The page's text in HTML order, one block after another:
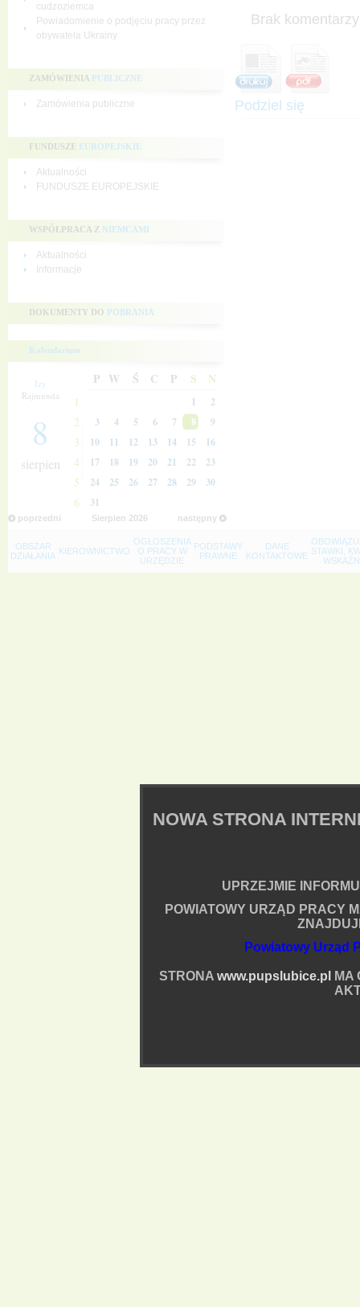
cudzoziemca
Powiadomienie o podjęciu pracy przez
obywatela Ukrainy
ZAMÓWIENIA PUBLICZNE
Zamówienia publiczne
FUNDUSZE EUROPEJSKIE
Aktualności
FUNDUSZE EUROPEJSKIE
WSPÓŁPRACA Z NIEMCAMI
Aktualności
Informacje
DOKUMENTY DO POBRANIA
Kalendarium
Izy
Rajmunda
8
sierpien
P W Ś C P S N
1 1 2
2 3 4 5 6 7 8 9
3 10 11 12 13 14 15 16
4 17 18 19 20 21 22 23
5 24 25 26 27 28 29 30
6 31
poprzedni następny
Sierpien 2026
Brak
Podziel się
OBSZAR
DZIAŁANIA KIEROWNICTWO
OGŁOSZENIA
O PRACY W
URZĘDZIE
PODSTAWY
PRAWNE
DANE
KONTAKTOWE STAWKI,
NOWA STRONA
UPRZEJMIE
POWIATOWY URZĄD PRACY
Powiatowy Urząd
STRONA www.pupslubice.pl
MA